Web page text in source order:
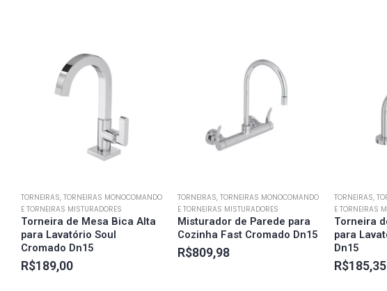
TORNEIRAS, TORNEIRAS MONOCOMANDO
E TORNEIRAS MISTURADORES
Torneira de Mesa Bica Alta
para Lavatório Soul
Cromado Dn15
R$189,00
TORNEIRAS, TORNEIRAS MONOCOMANDO
E TORNEIRAS MISTURADORES
Misturador de Parede para
Cozinha Fast Cromado Dn15
R$809,98
TORNEIRAS,
E TORNEIRAS
Torneira
para
Dn15
R$185,35